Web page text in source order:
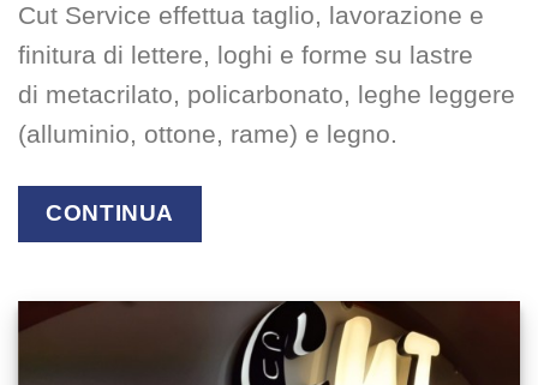
Cut Service effettua taglio, lavorazione e
finitura di lettere, loghi e forme su lastre
di metacrilato, policarbonato, leghe leggere
(alluminio, ottone, rame) e legno.
CONTINUA